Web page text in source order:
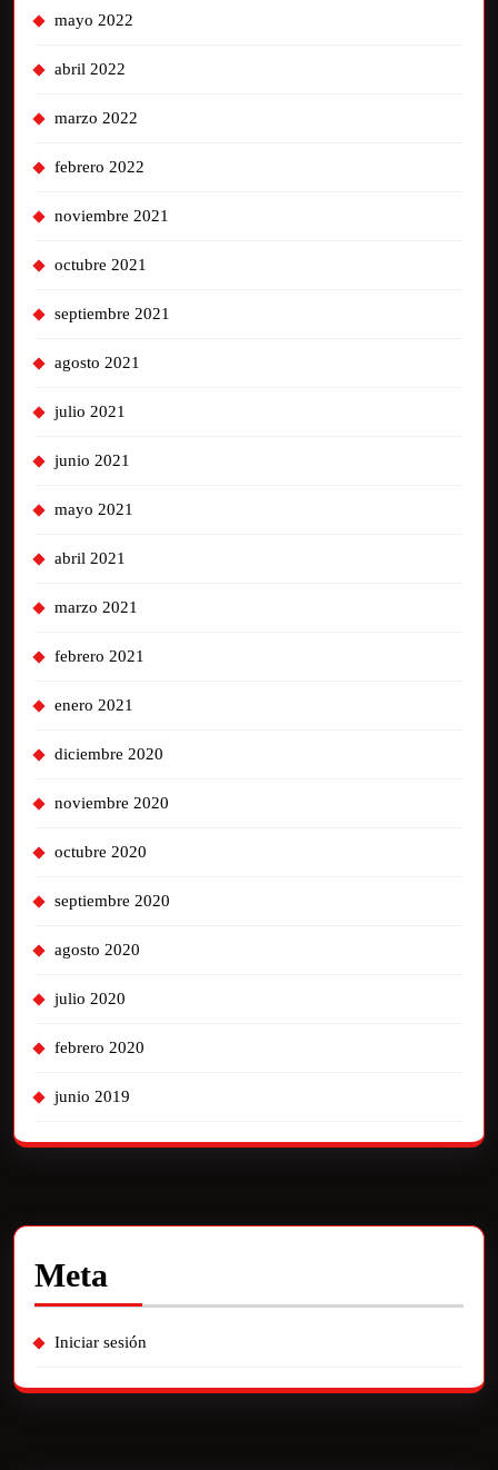
mayo 2022
abril 2022
marzo 2022
febrero 2022
noviembre 2021
octubre 2021
septiembre 2021
agosto 2021
julio 2021
junio 2021
mayo 2021
abril 2021
marzo 2021
febrero 2021
enero 2021
diciembre 2020
noviembre 2020
octubre 2020
septiembre 2020
agosto 2020
julio 2020
febrero 2020
junio 2019
Meta
Iniciar sesión